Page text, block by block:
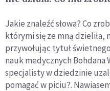
Jakie znaleźć słowa? Co
którymi się ze mną dzieliła,
przywołując tytuł
nauk medycznych Bohdana
specjalisty w dziedzinie
pomagać w piciu?.